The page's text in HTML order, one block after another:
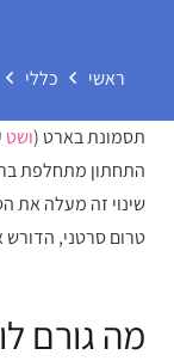
ראשי כללי
תסמונת בארט (ושט
התחתון מתחלפת
שינוי זה מעלה את
טרום סרטני, הדורש
מה גורם